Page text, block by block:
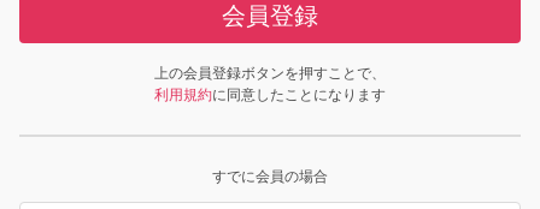
会員登録
上の会員登録ボタンを押すことで、
利用規約に同意したことになります
すでに会員の場合